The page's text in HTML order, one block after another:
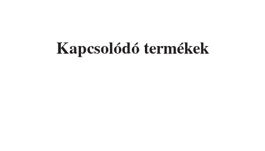
Kapcsolódó termékek